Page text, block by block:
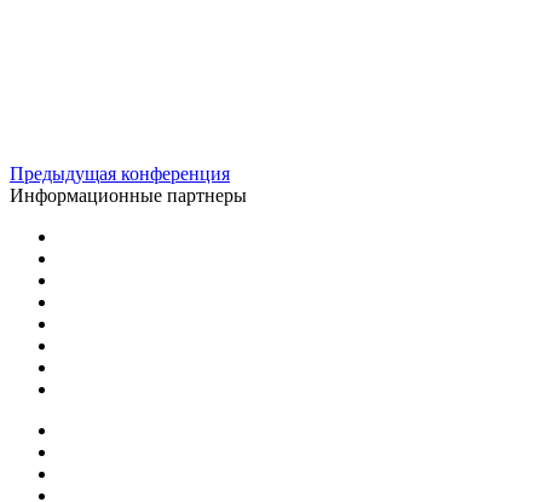
Предыдущая конференция
Информационные партнеры